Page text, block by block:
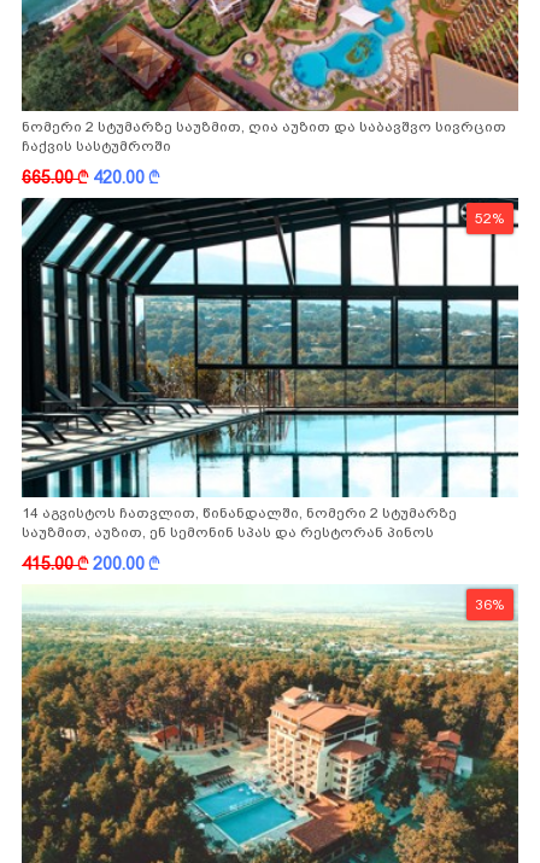
ნომერი 2 სტუმარზე საუზმით, ღია აუზით და საბავშვო სივრცით
ჩაქვის სასტუმროში
665.00k 420.00k
52%
14 აგვისტოს ჩათვლით, წინანდალში, ნომერი 2 სტუმარზე
საუზმით, აუზით, ენ სემონინ სპას და რესტორან პინოს
415.00k200.00k
36%